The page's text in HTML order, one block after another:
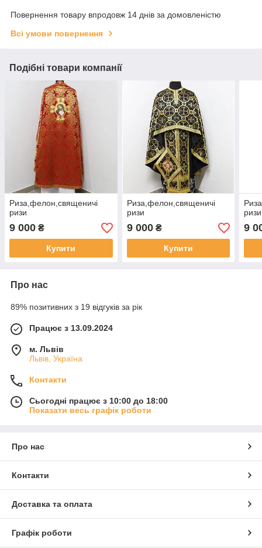
Повернення товару впродовж 14 днів за домовленістю
Всі умови повернення
Подібні товари компанії
Риза,фелон,священичі
ризи
9 000 ₴
Купити
Риза,фелон,священичі
ризи
9 000₴
Купити
ризи
9
Про нас
89% позитивних з 19 відгуків за рік
Працює з 13.09.2024
м. Львів
Львів, Україна
Контакти
Сьогодні працює з 10:00 до 18:00
Показати весь графік роботи
Про нас
Контакти
Доставка та оплата
Графік роботи